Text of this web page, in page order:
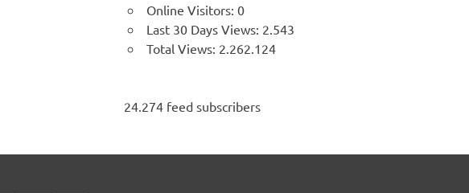
Online Visitors: 0
Last 30 Days Views: 2.543
Total Views: 2.262.124
24.274 feed subscribers